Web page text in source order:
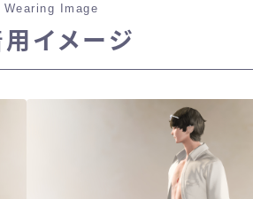
Wearing Image
イメージ